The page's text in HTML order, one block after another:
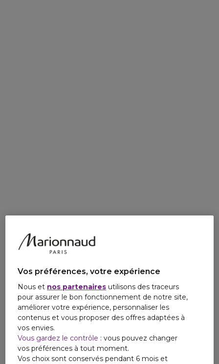
Vos préférences, votre expérience
Nous et nos partenaires utilisons des traceurs
pour assurer le bon fonctionnement de notre site,
améliorer votre expérience, personnaliser les
contenus et vous proposer des offres adaptées à
vos envies.
Vous gardez le contrôle : vous pouvez changer
vos préférences à tout moment.
Vos choix sont conservés pendant 6 mois et